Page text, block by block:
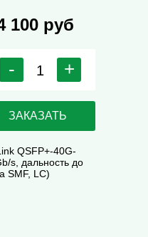
100 руб
- +
ЗАКАЗАТЬ
QSFP+-40G-
s, дальность до
SMF, LC)